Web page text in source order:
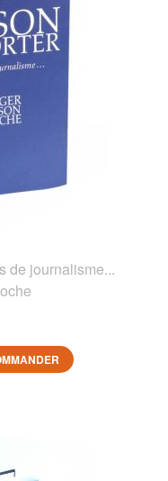
de journalisme...